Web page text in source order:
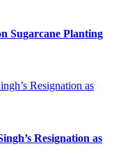
Sugarcane Planting
Resignation as